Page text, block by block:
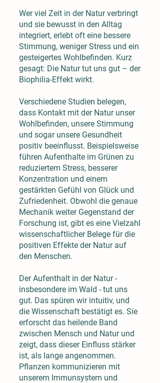
Wer viel Zeit in der Natur verbringt
und sie bewusst in den Alltag
integriert, erlebt oft eine bessere
Stimmung, weniger Stress und ein
gesteigertes Wohlbefinden. Kurz
gesagt: Die Natur tut uns gut – der
Biophilia-Effekt wirkt.
Verschiedene Studien belegen,
dass Kontakt mit der Natur unser
Wohlbefinden, unsere Stimmung
und sogar unsere Gesundheit
positiv beeinflusst. Beispielsweise
führen Aufenthalte im Grünen zu
reduziertem Stress, besserer
Konzentration und einem
gestärkten Gefühl von Glück und
Zufriedenheit. Obwohl die genaue
Mechanik weiter Gegenstand der
Forschung ist, gibt es eine Vielzahl
wissenschaftlicher Belege für die
positiven Effekte der Natur auf
den Menschen.
Der Aufenthalt in der Natur -
insbesondere im Wald - tut uns
gut. Das spüren wir intuitiv, und
die Wissenschaft bestätigt es. Sie
erforscht das heilende Band
zwischen Mensch und Natur und
zeigt, dass dieser Einfluss stärker
ist, als lange angenommen.
Pflanzen kommunizieren mit
unserem Immunsystem und